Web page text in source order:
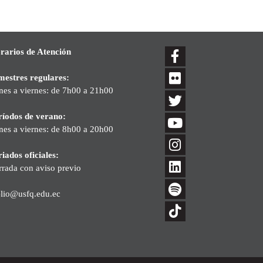
de Atención
regulares:
a viernes: de 7h00 a 21h00
de verano:
a viernes: de 8h00 a 20h00
oficiales:
con aviso previo